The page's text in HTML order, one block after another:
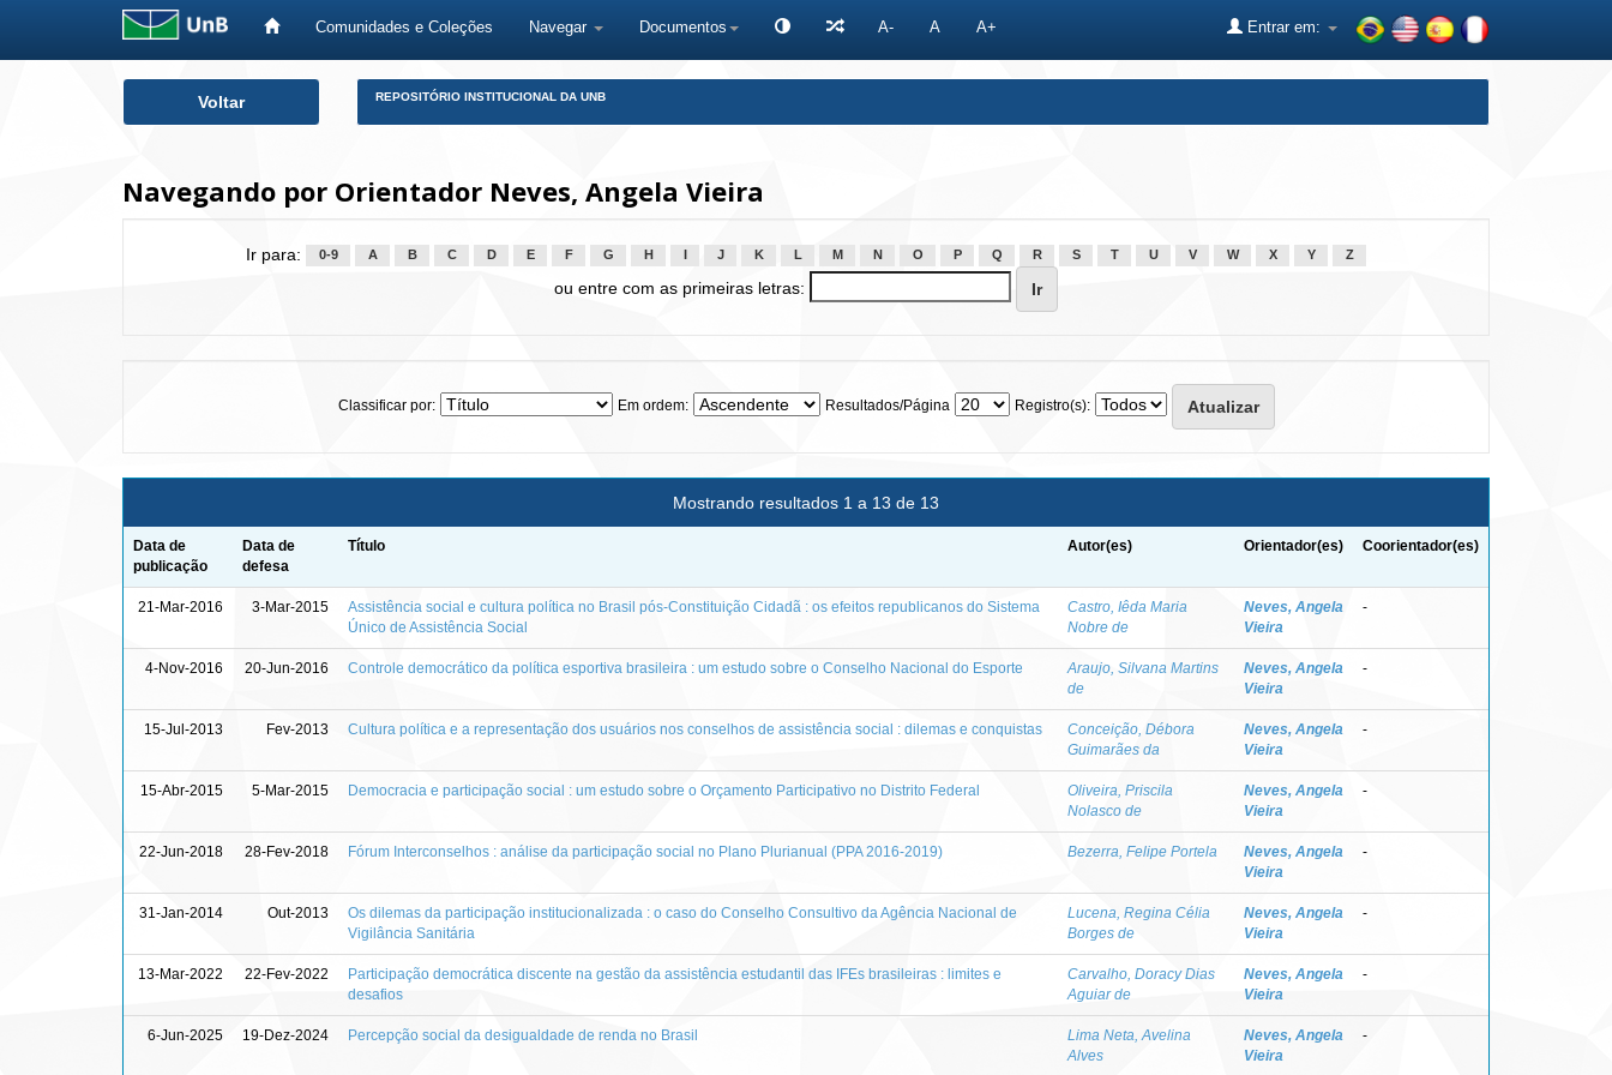
Comunidades e Coleções Navegar Documentos A- A A+ Entrar em:
Voltar REPOSITÓRIO INSTITUCIONAL DA UNB
Navegando por Orientador Neves, Angela Vieira
Ir para: 0-9 A B C D E F G H J K L M N O P Q R S T U V W X Y Z
ou entre com as primeiras letras:
Classificar por: Em ordem: Resultados/Página Registro(s):
Mostrando resultados 1 a 13 de 13
Data de
publicação
Data de
defesa
Título Autor(es) Orientador(es) Coorientador(es)
21-Mar-2016 3-Mar-2015
Assistência social e cultura política no Brasil pós-Constituição Cidadã : os efeitos republicanos do Sistema
Único de Assistência Social
Castro, Iêda Maria
Nobre de
Neves, Angela
Vieira
-
4-Nov-2016 20-Jun-2016 Controle democrático da política esportiva brasileira : um estudo sobre o Conselho Nacional do Esporte
Araujo, Silvana Martins
de
Neves, Angela
Vieira
-
15-Jul-2013 Fev-2013 Cultura política e a representação dos usuários nos conselhos de assistência social : dilemas e conquistas
Conceição, Débora
Guimarães da
Neves, Angela
Vieira
-
15-Abr-2015 5-Mar-2015 Democracia e participação social : um estudo sobre o Orçamento Participativo no Distrito Federal
Oliveira, Priscila
Nolasco de
Neves, Angela
Vieira
-
22-Jun-2018 28-Fev-2018 Fórum Interconselhos : análise da participação social no Plano Plurianual (PPA 2016-2019) Bezerra, Felipe Portela
Neves, Angela
Vieira
-
31-Jan-2014 Out-2013
Os dilemas da participação institucionalizada : o caso do Conselho Consultivo da Agência Nacional de
Vigilância Sanitária
Lucena, Regina Célia
Borges de
Neves, Angela
Vieira
-
13-Mar-2022 22-Fev-2022
Participação democrática discente na gestão da assistência estudantil das IFEs brasileiras : limites e
desafios
Carvalho, Doracy Dias
Aguiar de
Neves, Angela
Vieira
-
6-Jun-2025 19-Dez-2024 Percepção social da desigualdade de renda no Brasil
Lima Neta, Avelina
Alves
Neves, Angela
Vieira
-